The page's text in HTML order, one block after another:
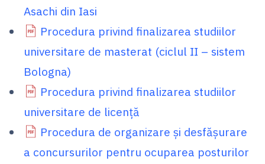
Asachi din Iasi
Procedura privind finalizarea studiilor
universitare de masterat (ciclul II – sistem
Bologna)
Procedura privind finalizarea studiilor
universitare de licență
Procedura de organizare și desfășurare
a concursurilor pentru ocuparea posturilor